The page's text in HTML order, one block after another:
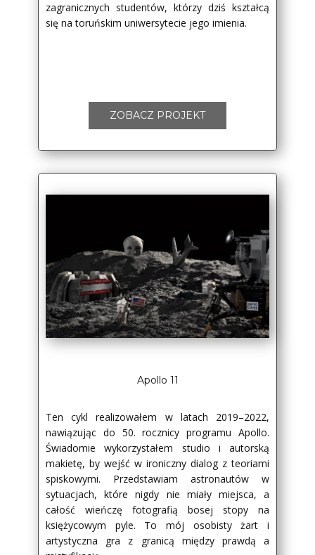
zagranicznych studentów, którzy dziś kształcą
się na toruńskim uniwersytecie jego imienia.
ZOBACZ PROJEKT
Apollo 11
Ten cykl realizowałem w latach 2019–2022,
nawiązując do 50. rocznicy programu Apollo.
Świadomie wykorzystałem studio i autorską
makietę, by wejść w ironiczny dialog z teoriami
spiskowymi. Przedstawiam astronautów w
sytuacjach, które nigdy nie miały miejsca, a
całość wieńczę fotografią bosej stopy na
księżycowym pyle. To mój osobisty żart i
artystyczna gra z granicą między prawdą a